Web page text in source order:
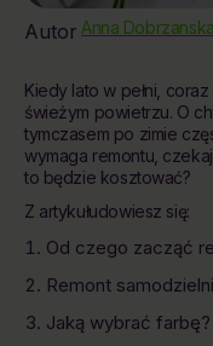
Autor Anna Dobrzanska
Kiedy lato w pełni,
świeżym powietrzu. O
tymczasem po zimie
wymaga remontu,
to będzie kosztować?
Z artykułudowiesz się:
Od czego zacząć
Remont
Jaką wybrać farbę?